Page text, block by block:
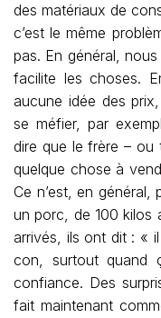
des matériaux de
c’est le même
pas. En général,
facilite les choses.
aucune idée des
se méfier, par
dire que le frère – ou
quelque chose à
Ce n’est, en
un porc, de 100 kilos
arrivés, ils ont dit : «
con, surtout quand
confiance. Des
fait maintenant